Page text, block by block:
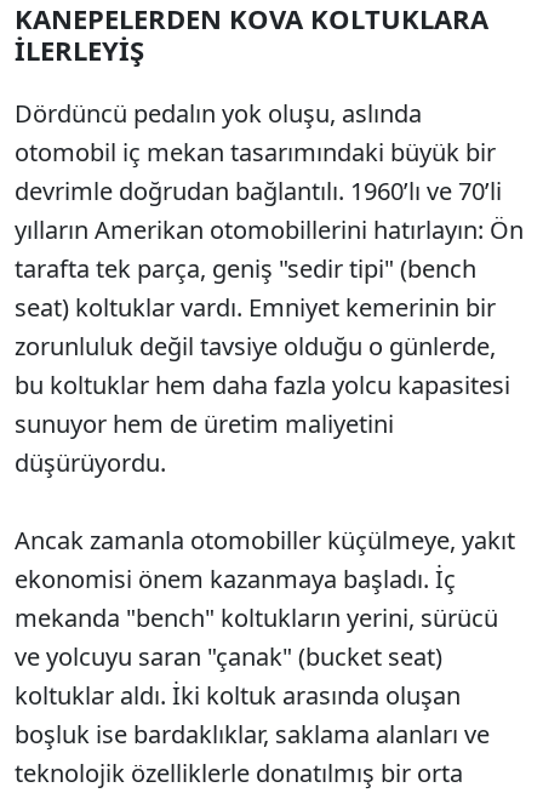
KANEPELERDEN KOVA KOLTUKLARA
İLERLEYİŞ
Dördüncü pedalın yok oluşu, aslında
otomobil iç mekan tasarımındaki büyük bir
devrimle doğrudan bağlantılı. 1960’lı ve 70’li
yılların Amerikan otomobillerini hatırlayın: Ön
tarafta tek parça, geniş "sedir tipi" (bench
seat) koltuklar vardı. Emniyet kemerinin bir
zorunluluk değil tavsiye olduğu o günlerde,
bu koltuklar hem daha fazla yolcu kapasitesi
sunuyor hem de üretim maliyetini
düşürüyordu.
Ancak zamanla otomobiller küçülmeye, yakıt
ekonomisi önem kazanmaya başladı. İç
mekanda "bench" koltukların yerini, sürücü
ve yolcuyu saran "çanak" (bucket seat)
koltuklar aldı. İki koltuk arasında oluşan
boşluk ise bardaklıklar, saklama alanları ve
teknolojik özelliklerle donatılmış bir orta